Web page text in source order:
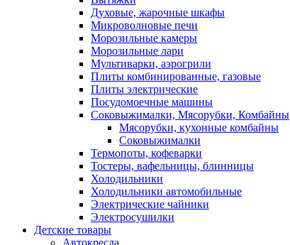
Духовые, жарочные шкафы
Микроволновые печи
Морозильные камеры
Морозильные лари
Мультиварки, аэрогрили
Плиты комбинированные, газовые
Плиты электрические
Посудомоечные машины
Соковыжималки, Мясорубки, Комбайны
Мясорубки, кухонные комбайны
Соковыжималки
Термопоты, кофеварки
Тостеры, вафельницы, блинницы
Холодильники
Холодильники автомобильные
Электрические чайники
Электросушилки
Детские товары